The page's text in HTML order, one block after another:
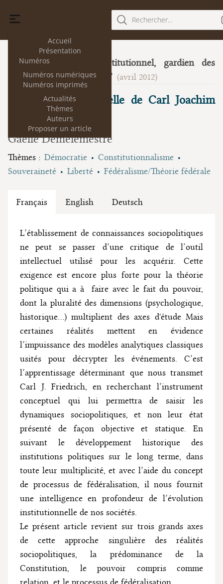
Accueil
Présentation
Numéros
Numéros numériques
Numéros imprimés
Actualités
Thèmes
Auteurs
Proposer un article
Rechercher...
7
Le Conseil constitutionnel, gardien des
libertés publiques? (avril 2012)
La pensée processuelle de Carl Joachim
Friedrich
Gaëlle Demelemestre
Thèmes : Démocratie
Constitutionnalisme
Souveraineté
Liberté Fédéralisme/Théorie fédérale
Français English Deutsch
L’établissement de connaissances sociopolitiques
ne peut se passer d’une critique de l’outil
intellectuel utilisé pour les acquérir. Cette
exigence est encore plus forte pour la théorie
politique qui a à faire avec le fait du pouvoir,
dont la pluralité des dimensions (psychologique,
historique...) multiplient des axes d'étude Mais
certaines réalités mettent en évidence
l’impuissance des modèles analytiques classiques
usités pour décrypter les événements. C’est
l’apprentissage déterminant que nous transmet
Carl J. Friedrich, en recherchant l’instrument
conceptuel qui lui permettra de saisir les
dynamiques sociopolitiques, et non leur état
présenté de façon objective et statique. En
suivant le développement historique des
institutions politiques sur le long terme, dans
toute leur multiplicité, et avec l’aide du concept
de processus de fédéralisation, il nous fournit
une intelligence en profondeur de l’évolution
institutionnelle de nos sociétés.
Le présent article revient sur trois grands axes
de cette approche singulière des réalités
sociopolitiques, la prédominance de la
Constitution, le pouvoir compris comme
relation, et le processus de fédéralisation.